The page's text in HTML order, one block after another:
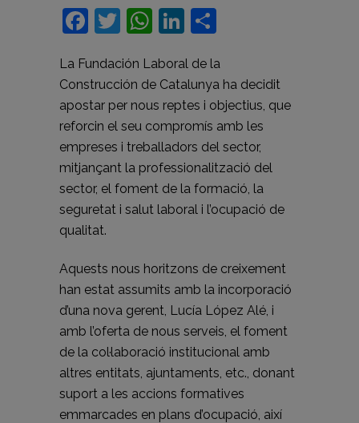
Facebook
Twitter
WhatsApp
LinkedIn
La Fundación Laboral de la
Construcción de Catalunya ha decidit
apostar per nous reptes i objectius, que
reforcin el seu compromís amb les
empreses i treballadors del sector,
mitjançant la professionalització del
sector, el foment de la formació, la
seguretat i salut laboral i l’ocupació de
qualitat.
Aquests nous horitzons de creixement
han estat assumits amb la incorporació
d’una nova gerent, Lucía López Alé, i
amb l’oferta de nous serveis, el foment
de la col·laboració institucional amb
altres entitats, ajuntaments, etc., donant
suport a les accions formatives
emmarcades en plans d’ocupació, així